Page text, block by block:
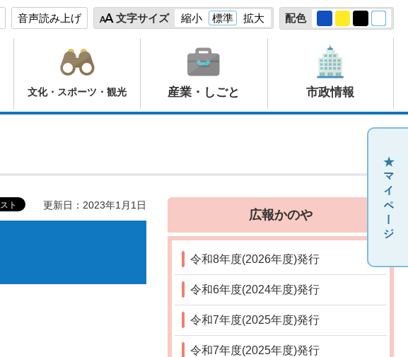
音声読み上げ 文字サイズ 縮小 標準 拡大 配色
文化・スポーツ・観光 産業・しごと 市政情報
更新日：2023年1月1日
広報かのや
令和8年度(2026年度)発行
令和6年度(2024年度)発行
令和7年度(2025年度)発行
令和7年度(2025年度)発行